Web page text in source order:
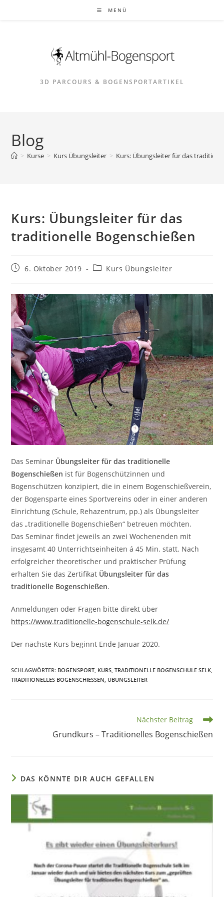
MENÜ
3D PARCOURS & BOGENSPORTARTIKEL
Blog
> Kurse > Kurs Übungsleiter > Kurs: Übungsleiter für das
Kurs: Übungsleiter für das
traditionelle Bogenschießen
Beitrag6. Oktober 2019
Beitrags-Kurs Übungsleiter
Das Seminar Übungsleiter für das traditionelle
Bogenschießen ist für Bogenschützinnen und
Bogenschützen konzipiert, die in einem Bogenschießverein,
der Bogensparte eines Sportvereins oder in einer anderen
Einrichtung (Schule, Rehazentrum, pp.) als Übungsleiter
das „traditionelle Bogenschießen“ betreuen möchten.
Das Seminar findet jeweils an zwei Wochenenden mit
insgesamt 40 Unterrichtseinheiten á 45 Min. statt. Nach
erfolgreicher theoretischer und praktischer Prüfung
erhalten Sie das Zertifikat Übungsleiter für das
traditionelle Bogenschießen.
Anmeldungen oder Fragen bitte direkt über
https://www.traditionelle-bogenschule-selk.de/
Der nächste Kurs beginnt Ende Januar 2020.
SCHLAGWÖRTER: BOGENSPORT, KURS, TRADITIONELLE BOGENSCHULE SELK,
TRADITIONELLES BOGENSCHIESSEN
, ÜBUNGSLEITER
Nächster Beitrag
Grundkurs – Traditionelles Bogenschießen
DAS KÖNNTE DIR AUCH GEFALLEN